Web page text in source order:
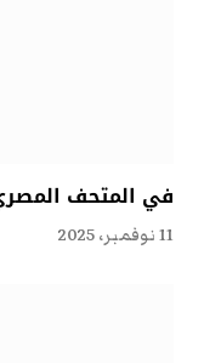
في المتحف
11 نوفمبر، 2025